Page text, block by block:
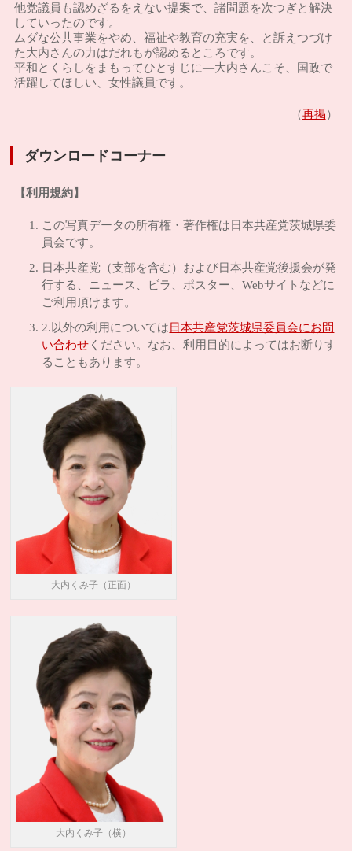
他党議員も認めざるをえない提案で、諸問題を次つぎと解決
していったのです。
ムダな公共事業をやめ、福祉や教育の充実を、と訴えつづけ
た大内さんの力はだれもが認めるところです。
平和とくらしをまもってひとすじに―大内さんこそ、国政で
活躍してほしい、女性議員です。
（再掲）
ダウンロードコーナー
【利用規約】
この写真データの所有権・著作権は日本共産党茨城県委
員会です。
日本共産党（支部を含む）および日本共産党後援会が発
行する、ニュース、ビラ、ポスター、Webサイトなどに
ご利用頂けます。
2.以外の利用については日本共産党茨城県委員会にお問
い合わせ ください。なお、利用目的によってはお断りす
ることもあります。
大内くみ子（正面）
大内くみ子（横）